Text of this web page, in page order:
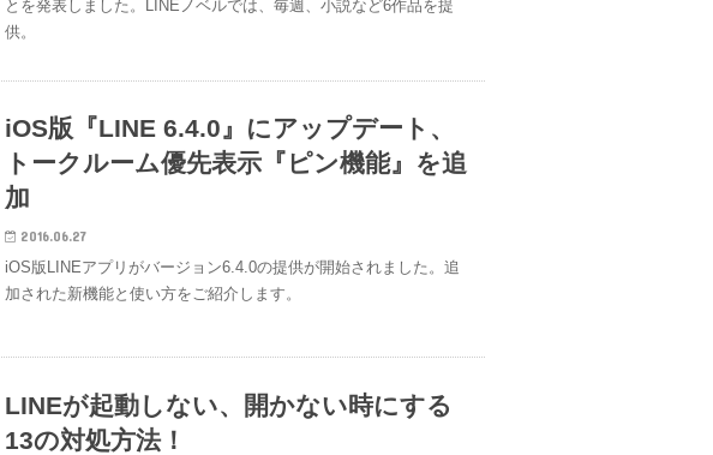
とを発表しました。LINEノベルでは、毎週、小説など6作品を提
供。
iOS版『LINE 6.4.0』にアップデート、
トークルーム優先表示『ピン機能』を追
加
2016.06.27
iOS版LINEアプリがバージョン6.4.0の提供が開始されました。追
加された新機能と使い方をご紹介します。
LINEが起動しない、開かない時にする
13の対処方法！